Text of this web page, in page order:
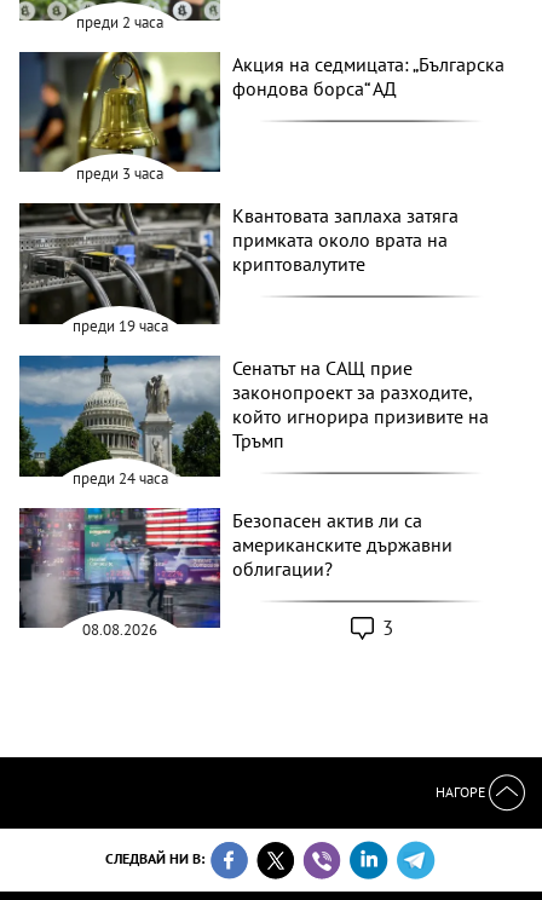
преди 2 часа
преди 3 часа
Акция на седмицата: „Българска
фондова борса“ АД
преди 19 часа
Квантовата заплаха затяга
примката около врата на
криптовалутите
преди 24 часа
Сенатът на САЩ прие
законопроект за разходите,
който игнорира призивите на
Тръмп
08.08.2026
Безопасен актив ли са
американските държавни
облигации?
3
НАГОРЕ
СЛЕДВАЙ НИ В: